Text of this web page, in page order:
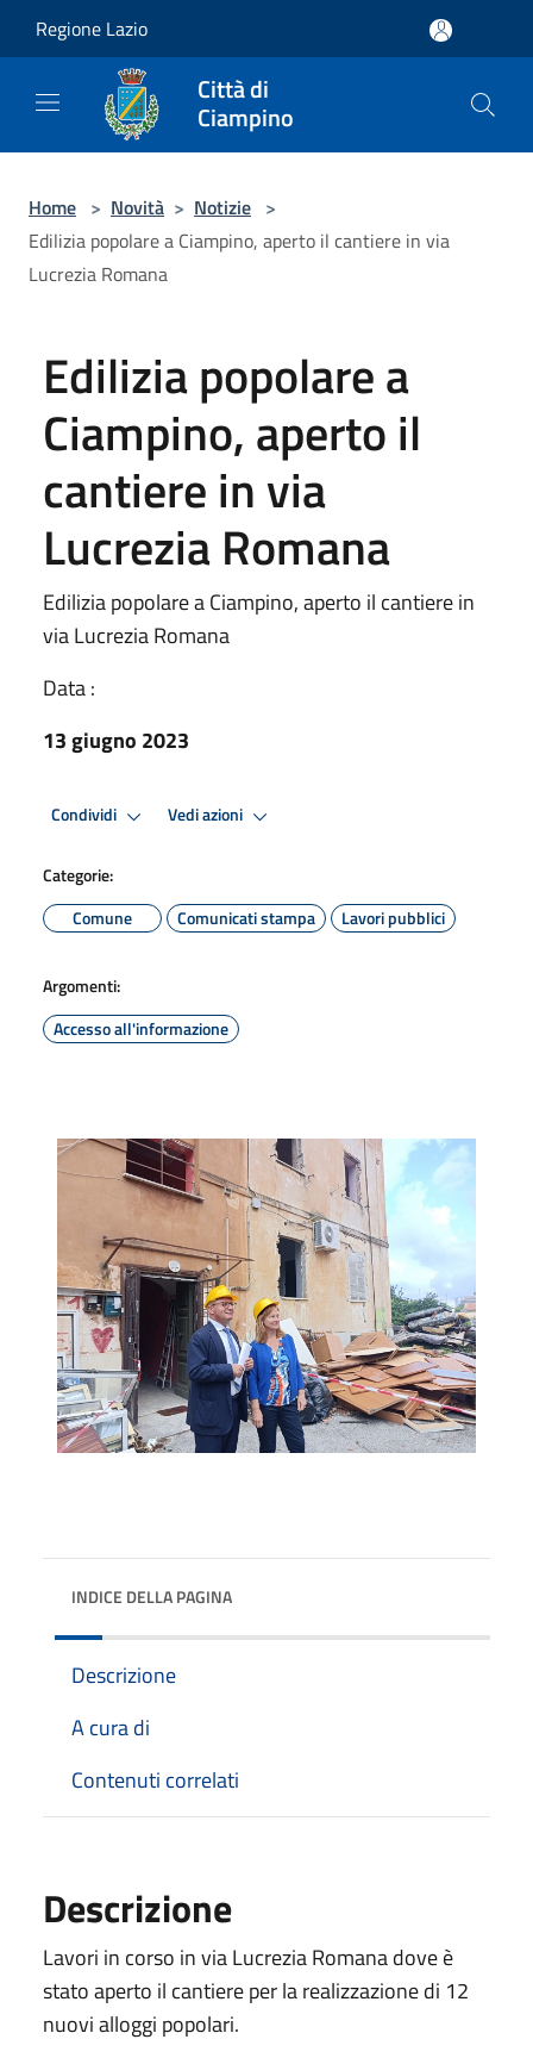
Regione Lazio
Città di
Ciampino
Home > Novità > Notizie >
Edilizia popolare a Ciampino, aperto il cantiere in via
Lucrezia Romana
Edilizia popolare a
Ciampino, aperto il
cantiere in via
Lucrezia Romana
Edilizia popolare a Ciampino, aperto il cantiere in
via Lucrezia Romana
Data :
13 giugno 2023
Condividi Vedi azioni
Categorie:
Comune
Comunicati stampa Lavori pubblici
Argomenti:
Accesso all'informazione
INDICE DELLA PAGINA
Descrizione
A cura di
Contenuti correlati
Descrizione
Lavori in corso in via Lucrezia Romana dove è
stato aperto il cantiere per la realizzazione di 12
nuovi alloggi popolari.